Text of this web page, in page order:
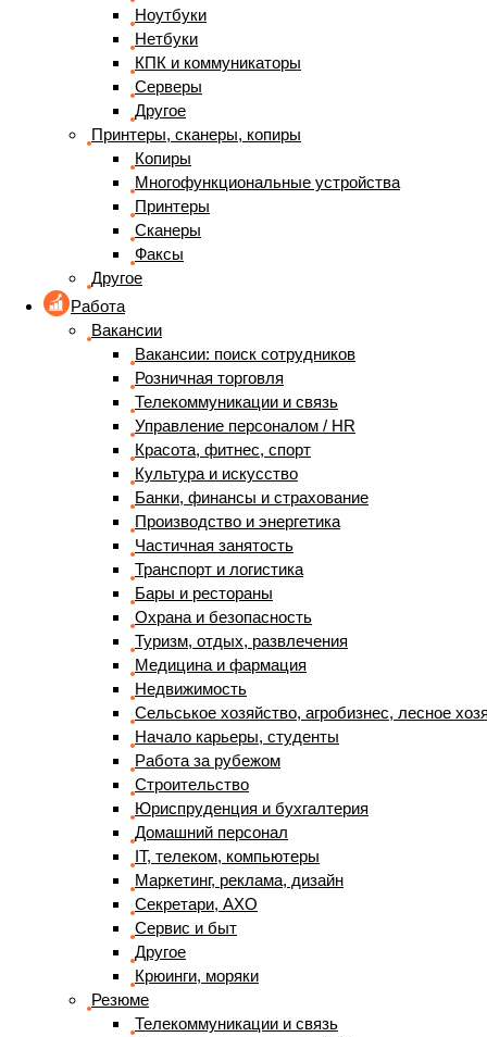
Ноутбуки
Нетбуки
КПК и коммуникаторы
Серверы
Другое
Принтеры, сканеры, копиры
Копиры
Многофункциональные устройства
Принтеры
Сканеры
Факсы
Другое
Работа
Вакансии
Вакансии: поиск сотрудников
Розничная торговля
Телекоммуникации и связь
Управление персоналом / HR
Красота, фитнес, спорт
Культура и искусство
Банки, финансы и страхование
Производство и энергетика
Частичная занятость
Транспорт и логистика
Бары и рестораны
Охрана и безопасность
Туризм, отдых, развлечения
Медицина и фармация
Недвижимость
Сельськое хозяйство, агробизнес, лесное
Начало карьеры, студенты
Работа за рубежом
Строительство
Юриспруденция и бухгалтерия
Домашний персонал
IT, телеком, компьютеры
Маркетинг, реклама, дизайн
Секретари, АХО
Сервис и быт
Другое
Крюинги, моряки
Резюме
Телекоммуникации и связь